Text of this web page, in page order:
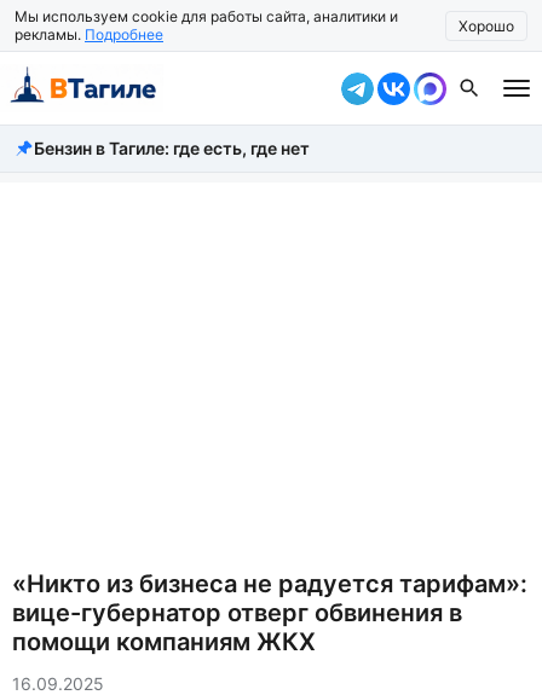
Мы используем cookie для работы сайта, аналитики и
рекламы. Подробнее Хорошо
Все новости
Бензин в Тагиле: где есть, где нет
«Никто из бизнеса не радуется тарифам»:
вице-губернатор отверг обвинения в
помощи компаниям ЖКХ
16.09.2025